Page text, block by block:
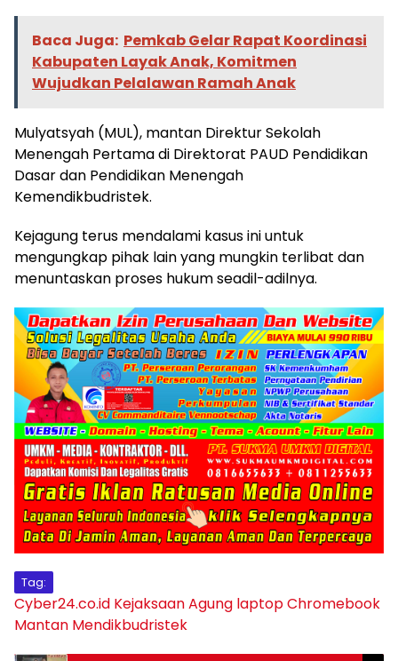
Baca Juga: Pemkab Gelar Rapat Koordinasi
Kabupaten Layak Anak, Komitmen
Wujudkan Pelalawan Ramah Anak
Mulyatsyah (MUL), mantan Direktur Sekolah
Menengah Pertama di Direktorat PAUD Pendidikan
Dasar dan Pendidikan Menengah
Kemendikbudristek.
Kejagung terus mendalami kasus ini untuk
mengungkap pihak lain yang mungkin terlibat dan
menuntaskan proses hukum seadil-adilnya.
Tag:
Cyber24.co.id Kejaksaan Agung laptop Chromebook
Mantan Mendikbudristek